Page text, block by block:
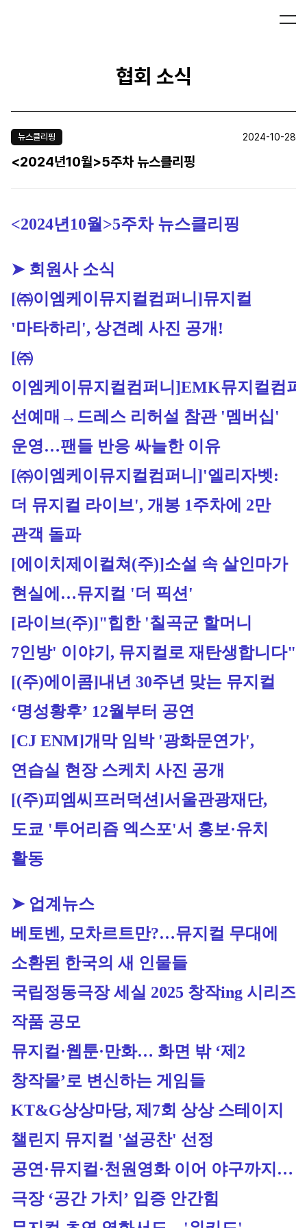
협회 소식
뉴스클리핑 2024-10-28
<2024년10월>5주차 뉴스클리핑
<2024년10월>5주차 뉴스클리핑
➤ 회원사 소식
[㈜이엠케이뮤지컬컴퍼니]뮤지컬
'마타하리', 상견례 사진 공개!
[㈜
이엠케이뮤지컬컴퍼니]EMK뮤지컬컴퍼
선예매→드레스 리허설 참관 '멤버십'
운영…팬들 반응 싸늘한 이유
[㈜이엠케이뮤지컬컴퍼니]'엘리자벳:
더 뮤지컬 라이브', 개봉 1주차에 2만
관객 돌파
[에이치제이컬쳐(주)]소설 속 살인마가
현실에…뮤지컬 '더 픽션'
[라이브(주)]"힙한 '칠곡군 할머니
7인방' 이야기, 뮤지컬로 재탄생합니다"
[(주)에이콤]내년 30주년 맞는 뮤지컬
‘명성황후’ 12월부터 공연
[CJ ENM]개막 임박 '광화문연가',
연습실 현장 스케치 사진 공개
[(주)피엠씨프러덕션]서울관광재단,
도쿄 '투어리즘 엑스포'서 홍보·유치
활동
➤ 업계뉴스
베토벤, 모차르트만?…뮤지컬 무대에
소환된 한국의 새 인물들
국립정동극장 세실 2025 창작ing 시리즈
작품 공모
뮤지컬·웹툰·만화… 화면 밖 ‘제2
창작물’로 변신하는 게임들
KT&G상상마당, 제7회 상상 스테이지
챌린지 뮤지컬 '설공찬' 선정
공연·뮤지컬·천원영화 이어 야구까지…
극장 ‘공간 가치’ 입증 안간힘